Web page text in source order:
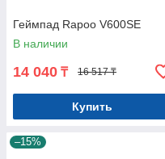
Геймпад Rapoo V600SE
В наличии
14 040 ₸ 16 517 ₸
Купить
–15%